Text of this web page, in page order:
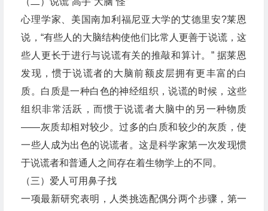
心理学家、美国南加利福尼亚大学的艾德里安?莱恩
说，“有些人的大脑结构使他们比常人更善于说谎，这
些人更长于进行与说谎有关的推敲和算计。” 据莱恩
发现，惯于说谎者的大脑前额皮层拥有更丰富的白
质。白质是一种白色的神经组织，说谎的时候，这些
组织非常活跃，而惯于说谎者大脑中的另一种物质
——灰质却相对较少。过多的白质和较少的灰质，使
一些人成为出色的说谎者。这是科学家第一次发现惯
于说谎者和普通人之间存在着生物学上的不同。
（三）爱人可用鼻子找
一项最新研究表明，人类挑选配偶分两个步骤，第一